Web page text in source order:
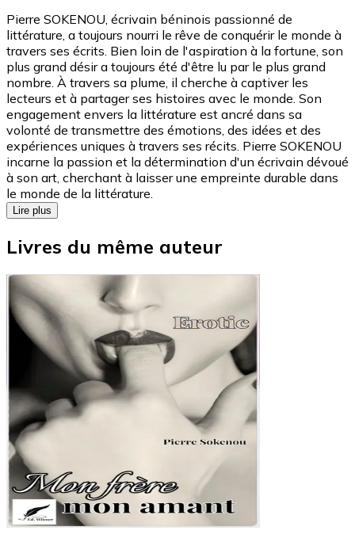
Pierre SOKENOU, écrivain béninois passionné de
littérature, a toujours nourri le rêve de conquérir le monde à
travers ses écrits. Bien loin de l'aspiration à la fortune, son
plus grand désir a toujours été d'être lu par le plus grand
nombre. À travers sa plume, il cherche à captiver les
lecteurs et à partager ses histoires avec le monde. Son
engagement envers la littérature est ancré dans sa
volonté de transmettre des émotions, des idées et des
expériences uniques à travers ses récits. Pierre SOKENOU
incarne la passion et la détermination d'un écrivain dévoué
à son art, cherchant à laisser une empreinte durable dans
le monde de la littérature.
Lire plus
Livres du même auteur